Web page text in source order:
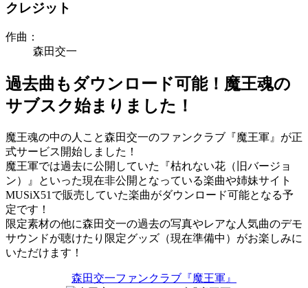
クレジット
作曲：
森田交一
過去曲もダウンロード可能！魔王魂の
サブスク始まりました！
魔王魂の中の人こと森田交一のファンクラブ『魔王軍』が正
式サービス開始しました！
魔王軍では過去に公開していた『枯れない花（旧バージョ
ン）』といった現在非公開となっている楽曲や姉妹サイト
MUSiX51で販売していた楽曲がダウンロード可能となる予
定です！
限定素材の他に森田交一の過去の写真やレアな人気曲のデモ
サウンドが聴けたり限定グッズ（現在準備中）がお楽しみに
いただけます！
森田交一ファンクラブ『魔王軍』